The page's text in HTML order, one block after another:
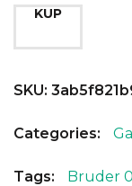
KUP
SKU:
Categories:
Tags: Bruder